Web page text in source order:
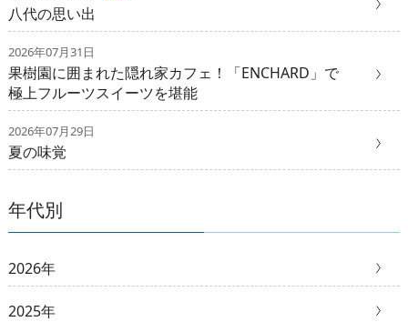
八代の思い出
2026年07月31日
果樹園に囲まれた隠れ家カフェ！「ENCHARD」で
極上フルーツスイーツを堪能
2026年07月29日
夏の味覚
年代別
2026年
2025年